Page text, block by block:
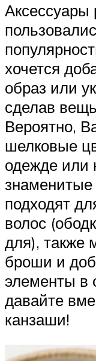
Аксессуары
хочется
образ или
сделав
Вероятно,
шелковые
одежде или
подходят
волос
для), также
броши и
элементы в
давайте
канзаши!